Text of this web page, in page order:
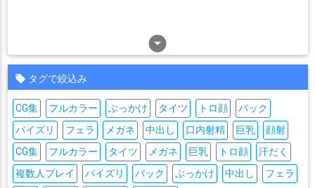
arrow_drop_down_circle
タグで絞込み
CG集 フルカラー ぶっかけ タイツ トロ顔
バック
パイズリ
フェラ メガネ 中出し 口内射精 巨乳
顔射
CG集
フルカラー タイツ メガネ 巨乳 トロ顔
汗だく
複数人プレイ
パイズリ バック ぶっかけ 中出し
フェラ